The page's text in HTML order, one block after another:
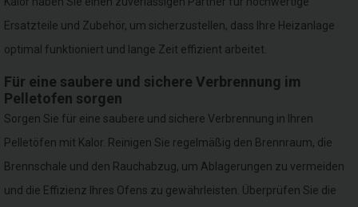
Ersatzteile und Zubehör, um sicherzustellen, dass Ihre Heizanlage
optimal funktioniert und lange Zeit effizient arbeitet.
Für eine saubere und sichere Verbrennung im
Pelletofen sorgen
Sorgen Sie für eine saubere und sichere Verbrennung in Ihren
Pelletöfen mit Kalor. Reinigen Sie regelmäßig den Brennraum, die
Brennschale und den Rauchabzug, um Ablagerungen zu vermeiden
und die Effizienz Ihres Ofens zu gewährleisten. Überprüfen Sie die